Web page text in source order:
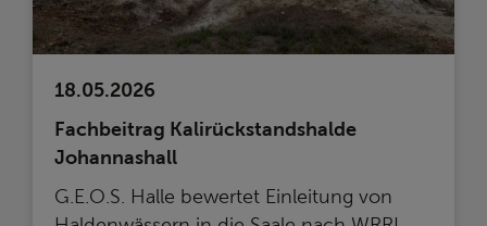
18.05.2026
Fachbeitrag Kalirückstandshalde
Johannashall
G.E.O.S. Halle bewertet Einleitung von